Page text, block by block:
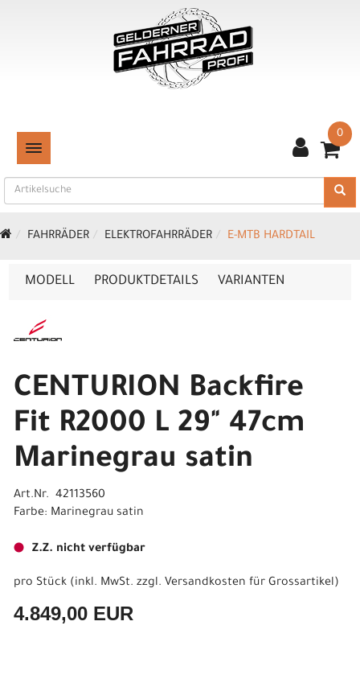
TOGGLE NAVIGATION
0
FAHRRÄDER ELEKTROFAHRRÄDER E-MTB HARDTAIL
MODELL PRODUKTDETAILS VARIANTEN
CENTURION Backfire
Fit R2000 L 29" 47cm
Marinegrau satin
Art.Nr. 42113560
Farbe: Marinegrau satin
Z.Z. nicht verfügbar
pro Stück (inkl. MwSt. zzgl. Versandkosten für Grossartikel)
4.849,00 EUR